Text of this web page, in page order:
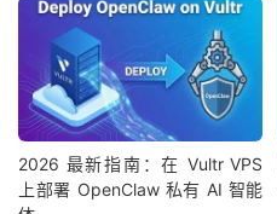
2026 最新指南：在 Vultr VPS
上部署 OpenClaw 私有 AI 智能